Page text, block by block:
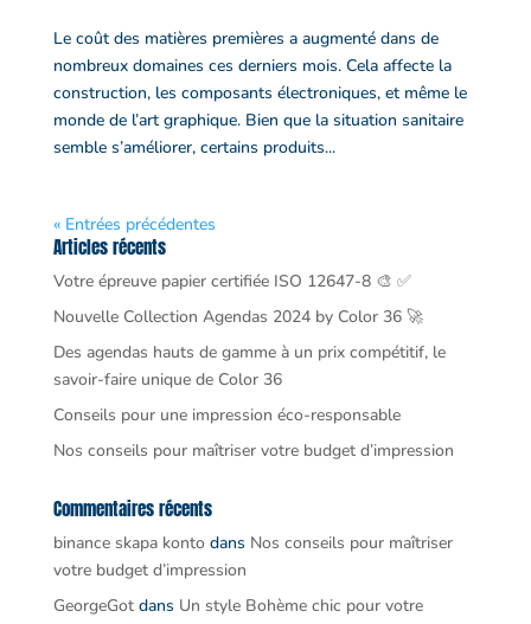
Le coût des matières premières a augmenté dans de
nombreux domaines ces derniers mois. Cela affecte la
construction, les composants électroniques, et même le
monde de l’art graphique. Bien que la situation sanitaire
semble s’améliorer, certains produits...
« Entrées précédentes
Articles récents
Votre épreuve papier certifiée ISO 12647-8 🎨 ✅
Nouvelle Collection Agendas 2024 by Color 36 🚀
Des agendas hauts de gamme à un prix compétitif, le
savoir-faire unique de Color 36
Conseils pour une impression éco-responsable
Nos conseils pour maîtriser votre budget d’impression
Commentaires récents
binance skapa kontodans Nos conseils pour maîtriser
votre budget d’impression
GeorgeGotdans Un style Bohème chic pour votre